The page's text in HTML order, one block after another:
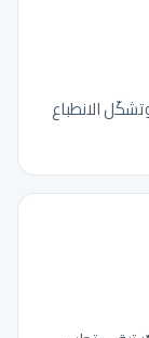
الانطباع